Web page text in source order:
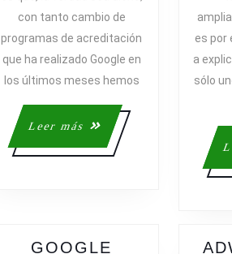
ADWORDS?
con tanto cambio de
programas de acreditación
que ha realizado Google en
los últimos meses hemos
Leer más
Leer
más
es por
a
sólo
GOOGLE